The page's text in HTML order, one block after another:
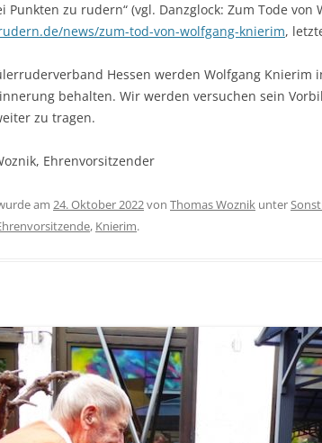
Punkten zu rudern“ (vgl. Danzglock: Zum Tode von
news/zum-tod-von-wolfgang-knierim,
Hessen werden Wolfgang Knierim
behalten. Wir werden versuchen sein
zu tragen.
Ehrenvorsitzender
am 24. Oktober 2022von Thomas Woznik unter
, Knierim.